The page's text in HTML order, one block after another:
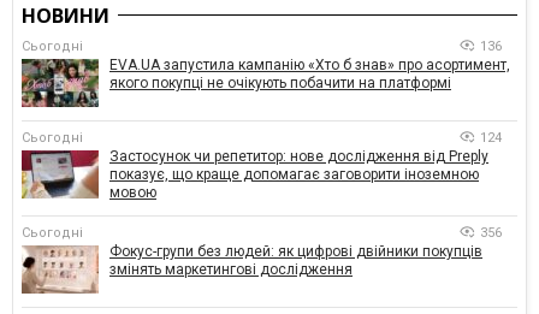
НОВИНИ
Сьогодні 136
EVA.UA запустила кампанію «Хто б знав» про асортимент,
якого покупці не очікують побачити на платформі
Сьогодні 124
Застосунок чи репетитор: нове дослідження від Preply
показує, що краще допомагає заговорити іноземною
мовою
Сьогодні 356
Фокус-групи без людей: як цифрові двійники покупців
змінять маркетингові дослідження